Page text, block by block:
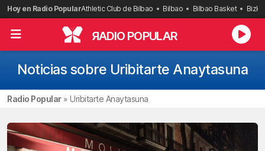
Saltar
al
contenido
Hoy en Radio PopularAthletic Club de Bilbao Bilbao Bilbao Basket
RADIO POPULAR
Noticias sobre Uribitarte Anaytasuna
Radio Popular» Uribitarte Anaytasuna